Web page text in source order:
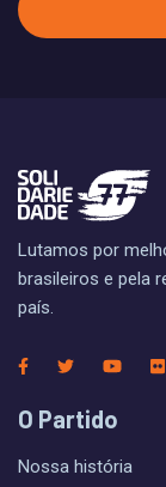
Lutamos por
brasileiros e pela
país.
O Partido
Nossa história